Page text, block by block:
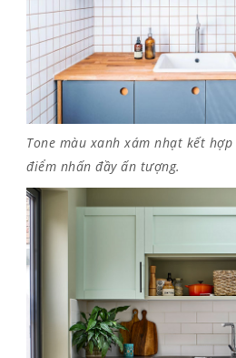
Tone màu xanh xám nhạt kết
điểm nhấn đầy ấn tượng.